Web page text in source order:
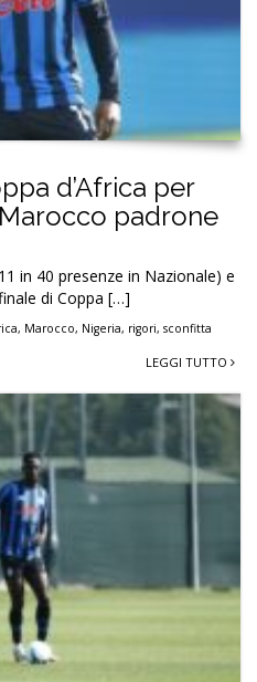
d’Africa per
padrone
in 40 presenze in Nazionale) e
di Coppa […]
, Marocco, Nigeria, rigori, sconfitta
LEGGI TUTTO